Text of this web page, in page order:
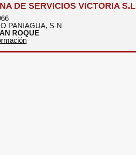
DE SERVICIOS VICTORIA S.L
PANIAGUA, S-N
ROQUE